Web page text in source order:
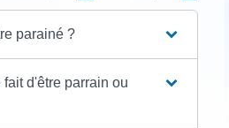
parainé ?
d'être parrain ou